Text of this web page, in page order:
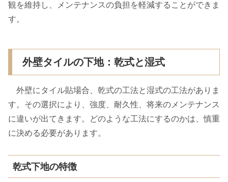
観を維持し、メンテナンスの負担を軽減することができま
す。
外壁タイルの下地：乾式と湿式
外壁にタイル貼場合、乾式の工法と湿式の工法がありま
す。その選択により、強度、耐久性、将来のメンテナンス
に違いが出てきます。どのような工法にするのかは、慎重
に決める必要があります。
乾式下地の特徴